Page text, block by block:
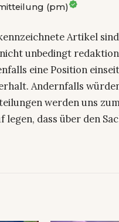
(pm)
Artikel
unbedingt
eine Position
Andernfalls
werden uns
legen, dass über den